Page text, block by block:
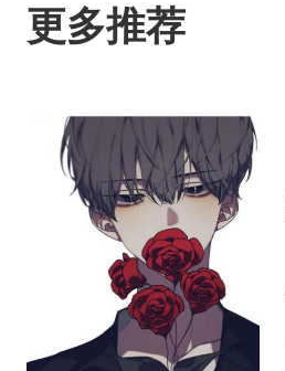
更多推荐